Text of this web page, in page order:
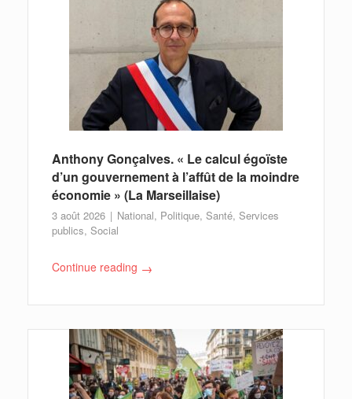
Anthony Gonçalves. « Le calcul égoïste
d’un gouvernement à l’affût de la moindre
économie » (La Marseillaise)
3 août 2026 National, Politique, Santé, Services
publics, Social
Continue reading →